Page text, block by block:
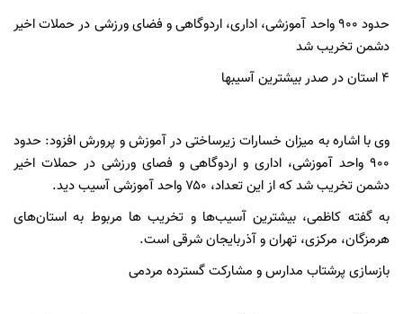
حدود ۹۰۰ واحد آموزشی، اداری، اردوگاهی و فضای ورزشی در حملات اخیر
دشمن تخریب شد
۴ استان در صدر بیشترین آسیبها
وی با اشاره به میزان خسارات زیرساختی در آموزش و پرورش افزود: حدود
۹۰۰ واحد آموزشی، اداری و اردوگاهی و فصای ورزشی در حملات اخیر
دشمن تخریب شد که از این تعداد، ۷۵۰ واحد آموزشی آسیب دید.
به گفته کاظمی، بیشترین آسیب‌ها و تخریب ها مربوط به استان‌های
هرمزگان، مرکزی، تهران و آذربایجان شرقی است.
بازسازی پرشتاب مدارس و مشارکت گسترده مردمی